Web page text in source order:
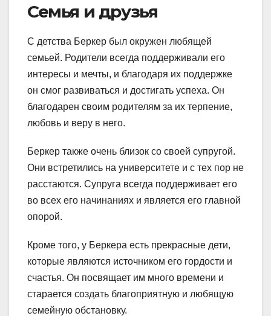
Семья и друзья
С детства Беркер был окружен любящей
семьей. Родители всегда поддерживали его
интересы и мечты, и благодаря их поддержке
он смог развиваться и достигать успеха. Он
благодарен своим родителям за их терпение,
любовь и веру в него.
Беркер также очень близок со своей супругой.
Они встретились на университете и с тех пор не
расстаются. Супруга всегда поддерживает его
во всех его начинаниях и является его главной
опорой.
Кроме того, у Беркера есть прекрасные дети,
которые являются источником его гордости и
счастья. Он посвящает им много времени и
старается создать благоприятную и любящую
семейную обстановку.